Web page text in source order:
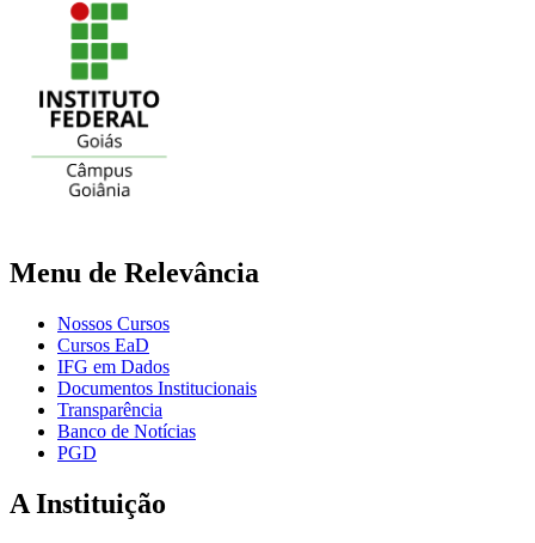
Menu de Relevância
Nossos Cursos
Cursos EaD
IFG em Dados
Documentos Institucionais
Transparência
Banco de Notícias
PGD
A Instituição